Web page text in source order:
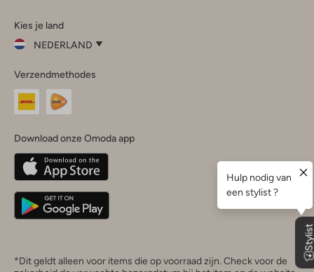
InstagramFacebook
Kies je land
NEDERLAND
je
land
Nederland
Belgique(Français)
Deutschland
Verzendmethodes
Download onze Omoda app
*Dit geldt alleen voor items die op voorraad zijn. Check voor de